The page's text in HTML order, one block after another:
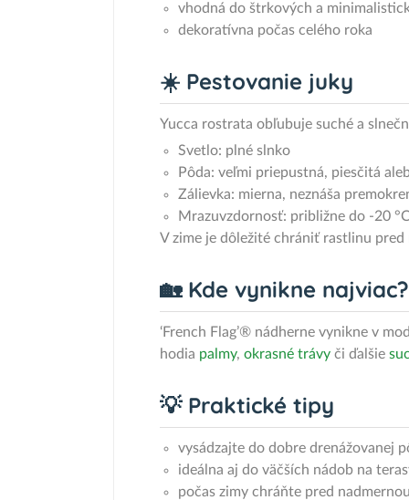
vhodná do štrkových a
dekoratívna počas celého roka
☀️ Pestovanie juky
Yucca rostrata obľubuje suché a
Svetlo: plné slnko
Pôda: veľmi priepustná, piesčitá
Zálievka: mierna, neznáša
Mrazuvzdornosť: približne do -20
V zime je dôležité chrániť rastlinu
🏡 Kde vynikne najviac?
‘French Flag’® nádherne vynikne v
hodia palmy, okrasné trávy či ďalšie
💡 Praktické tipy
vysádzajte do dobre drenážovanej
ideálna aj do väčších nádob na
počas zimy chráňte pred